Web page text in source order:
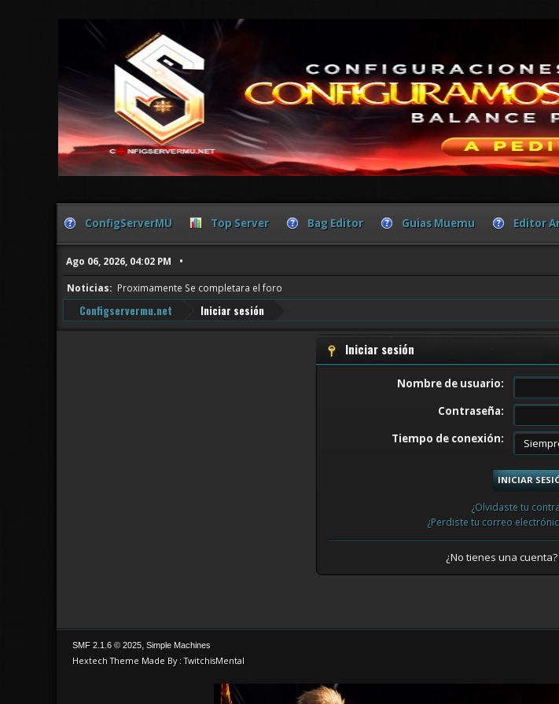
ConfigServerMU Top Server Bag Editor Guias Muemu Editor
Ago 06, 2026, 04:02 PM
Noticias: Proximamente Se completara el foro
Configservermu.net Iniciar sesión
Iniciar sesión
Nombre de usuario:
Contraseña:
Tiempo de conexión:
¿Olvidaste tu
¿Perdiste tu correo
¿No tienes una cuenta?
SMF 2.1.6 © 2025, Simple Machines
Hextech Theme Made By : TwitchisMental